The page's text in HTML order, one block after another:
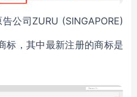
公司ZURU (SINGAPORE)
标，其中最新注册的商标是